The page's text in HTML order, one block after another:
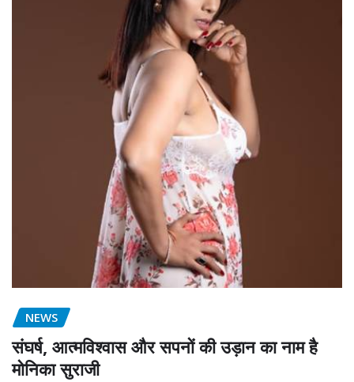
NEWS
संघर्ष, आत्मविश्वास और सपनों की उड़ान का नाम है
मोनिका सुराजी